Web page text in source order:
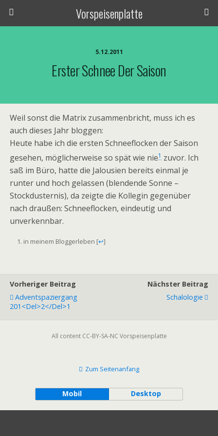
Vorspeisenplatte
5.12.2011
Erster Schnee Der Saison
Weil sonst die Matrix zusammenbricht, muss ich es
auch dieses Jahr bloggen:
Heute habe ich die ersten Schneeflocken der Saison
gesehen, möglicherweise so spät wie nie1 zuvor. Ich
saß im Büro, hatte die Jalousien bereits einmal je
runter und hoch gelassen (blendende Sonne –
Stockdusternis), da zeigte die Kollegin gegenüber
nach draußen: Schneeflocken, eindeutig und
unverkennbar.
in meinem Bloggerleben [↩]
Vorheriger Beitrag
Adventspaziergang
201<del>2</del>1
Nächster Beitrag
Schalologie
All content CC-BY-SA-NC Vorspeisenplatte
Zum Seitenanfang
Mobil Desktop